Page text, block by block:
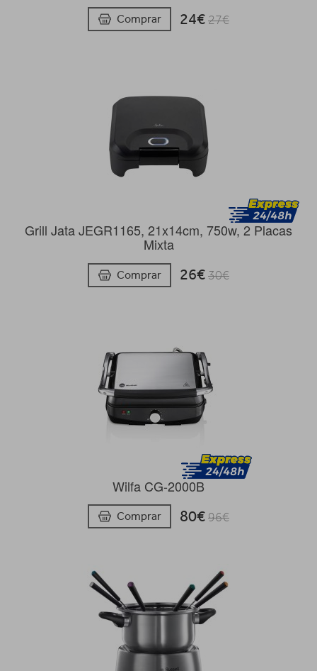
Comprar 24€27€
Grill Jata JEGR1165, 21x14cm, 750w, 2 Placas
Mixta
Comprar 26€30€
Wilfa CG-2000B
Comprar 80€96€